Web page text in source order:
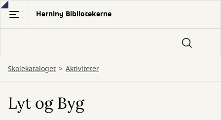
Gå
hovedindhold
Herning Bibliotekerne
Skolekataloget Aktiviteter
Lyt og Byg